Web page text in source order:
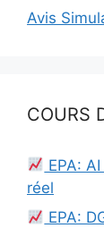
Avis
COURS
EPA:
réel
EPA: